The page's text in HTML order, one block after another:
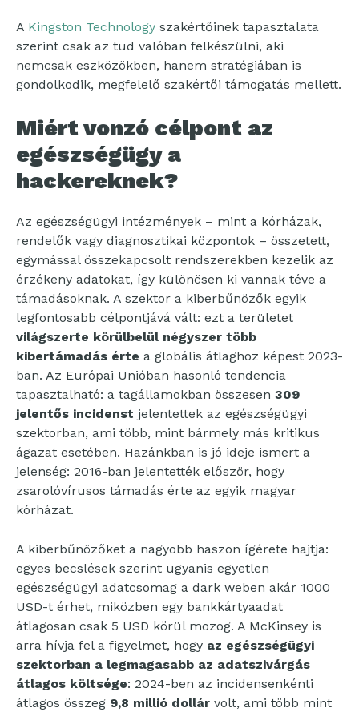
A Kingston Technology szakértőinek tapasztalata
szerint csak az tud valóban felkészülni, aki
nemcsak eszközökben, hanem stratégiában is
gondolkodik, megfelelő szakértői támogatás mellett.
Miért vonzó célpont az
egészségügy a
hackereknek?
Az egészségügyi intézmények – mint a kórházak,
rendelők vagy diagnosztikai központok – összetett,
egymással összekapcsolt rendszerekben kezelik az
érzékeny adatokat, így különösen ki vannak téve a
támadásoknak. A szektor a kiberbűnözők egyik
legfontosabb célpontjává vált: ezt a területet
világszerte körülbelül négyszer több
kibertámadás érte a globális átlaghoz képest 2023-
ban. Az Európai Unióban hasonló tendencia
tapasztalható: a tagállamokban összesen 309
jelentős incidenst jelentettek az egészségügyi
szektorban, ami több, mint bármely más kritikus
ágazat esetében. Hazánkban is jó ideje ismert a
jelenség: 2016-ban jelentették először, hogy
zsarolóvírusos támadás érte az egyik magyar
kórházat.
A kiberbűnözőket a nagyobb haszon ígérete hajtja:
egyes becslések szerint ugyanis egyetlen
egészségügyi adatcsomag a dark weben akár 1000
USD-t érhet, miközben egy bankkártyaadat
átlagosan csak 5 USD körül mozog. A McKinsey is
arra hívja fel a figyelmet, hogy az egészségügyi
szektorban a legmagasabb az adatszivárgás
átlagos költsége: 2024-ben az incidensenkénti
átlagos összeg 9,8 millió dollár volt, ami több mint